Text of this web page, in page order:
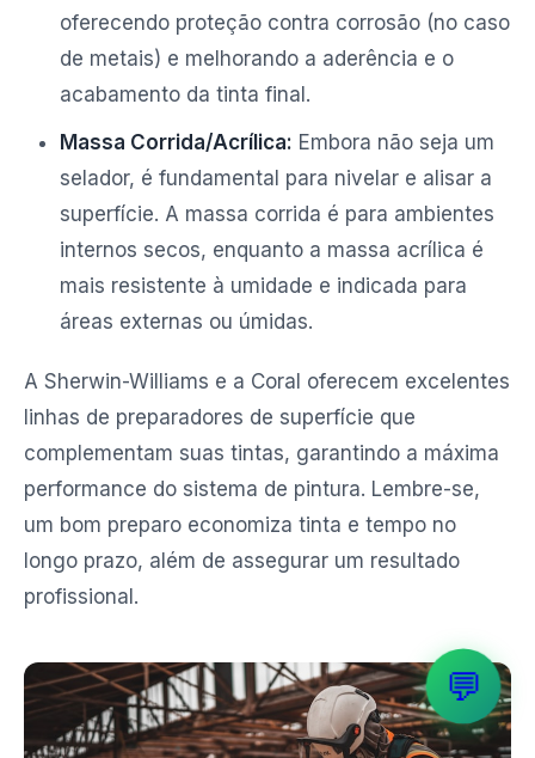
oferecendo proteção contra corrosão (no caso
de metais) e melhorando a aderência e o
acabamento da tinta final.
Massa Corrida/Acrílica: Embora não seja um
selador, é fundamental para nivelar e alisar a
superfície. A massa corrida é para ambientes
internos secos, enquanto a massa acrílica é
mais resistente à umidade e indicada para
áreas externas ou úmidas.
A Sherwin-Williams e a Coral oferecem excelentes
linhas de preparadores de superfície que
complementam suas tintas, garantindo a máxima
performance do sistema de pintura. Lembre-se,
um bom preparo economiza tinta e tempo no
longo prazo, além de assegurar um resultado
profissional.
💬